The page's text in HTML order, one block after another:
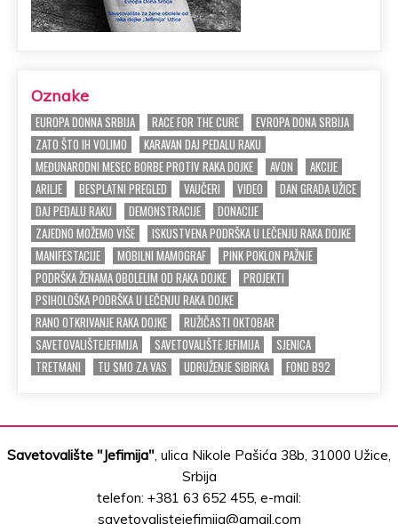
Oznake
EUROPA DONNA SRBIJA RACE FOR THE CURE
EVROPA DONA SRBIJA
ZATO ŠTO IH VOLIMO
KARAVAN DAJ PEDALU RAKU
MEĐUNARODNI MESEC BORBE PROTIV RAKA DOJKE
AVON
AKCIJE
ARILJE
BESPLATNI PREGLED VAUČERI VIDEO
DAN GRADA UŽICE
DAJ PEDALU RAKU
DEMONSTRACIJE
DONACIJE
ZAJEDNO MOŽEMO VIŠE
ISKUSTVENA PODRŠKA U LEČENJU RAKA DOJKE
MANIFESTACIJE
MOBILNI MAMOGRAF
PINK POKLON PAŽNJE
PODRŠKA ŽENAMA OBOLELIM OD RAKA DOJKE
PROJEKTI
PSIHOLOŠKA PODRŠKA U LEČENJU RAKA DOJKE
RANO OTKRIVANJE RAKA DOJKE
RUŽIČASTI OKTOBAR
SAVETOVALIŠTEJEFIMIJA
SAVETOVALIŠTE JEFIMIJA
SJENICA
TRETMANI
TU SMO ZA VAS UDRUŽENJE SIBIRKA FOND B92
Savetovalište "Jefimija" , ulica Nikole Pašića 38b, 31000 Užice,
Srbija
telefon: +381 63 652 455, e-mail:
savetovalistejefimija@gmail.com